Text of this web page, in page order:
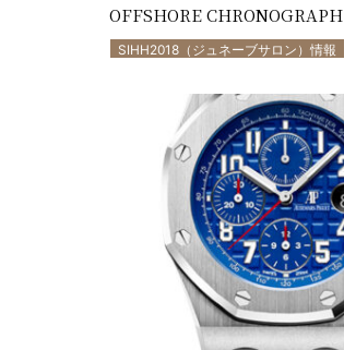
OFFSHORE CHRONOGRAPH
SIHH2018（ジュネーブサロン）情報